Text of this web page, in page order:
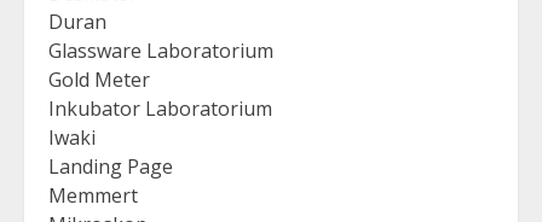
Duran
Glassware Laboratorium
Gold Meter
Inkubator Laboratorium
Iwaki
Landing Page
Memmert